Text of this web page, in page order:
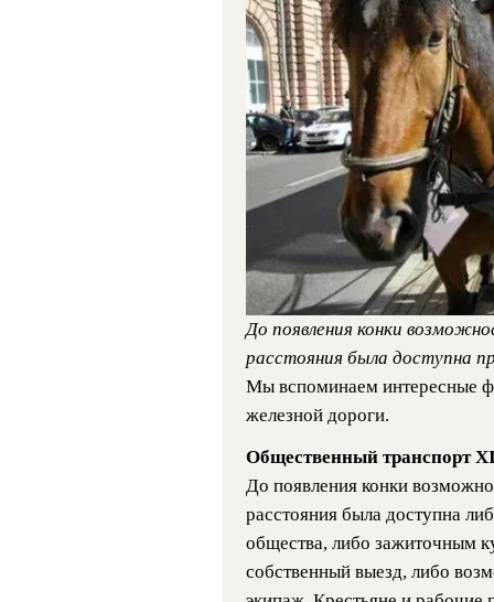
До появления конки
расстояния была доступна
Мы вспоминаем интересные
железной дороги.
Общественный транспорт
До появления конки
расстояния была доступна
общества, либо зажиточным
собственный выезд, либо